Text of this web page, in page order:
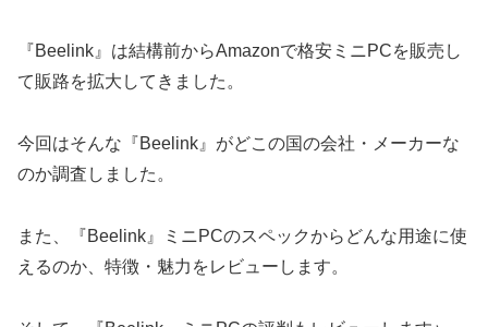
『Beelink』は結構前からAmazonで格安ミニPCを販売し
て販路を拡大してきました。
今回はそんな『Beelink』がどこの国の会社・メーカーな
のか調査しました。
また、『Beelink』ミニPCのスペックからどんな用途に使
えるのか、特徴・魅力をレビューします。